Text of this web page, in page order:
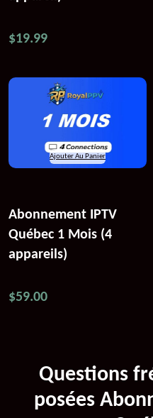
$19.99
Ajouter Au Panier
Abonnement IPTV
Québec 1 Mois (4
appareils)
$59.00
Questions
posées